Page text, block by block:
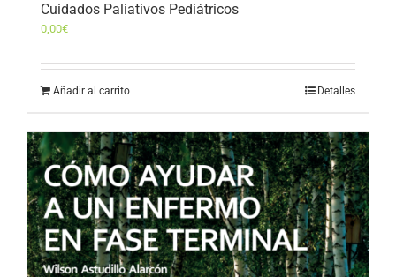
Cuidados Paliativos Pediátricos
0,00€
Añadir al carrito Detalles